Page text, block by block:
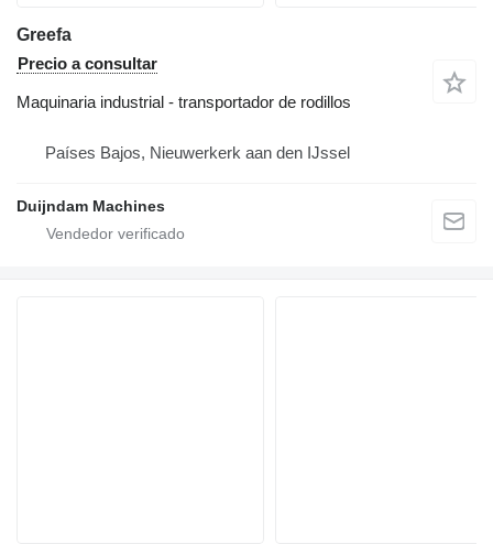
Greefa
Precio a consultar
Maquinaria industrial - transportador de rodillos
Países Bajos, Nieuwerkerk aan den IJssel
Duijndam Machines